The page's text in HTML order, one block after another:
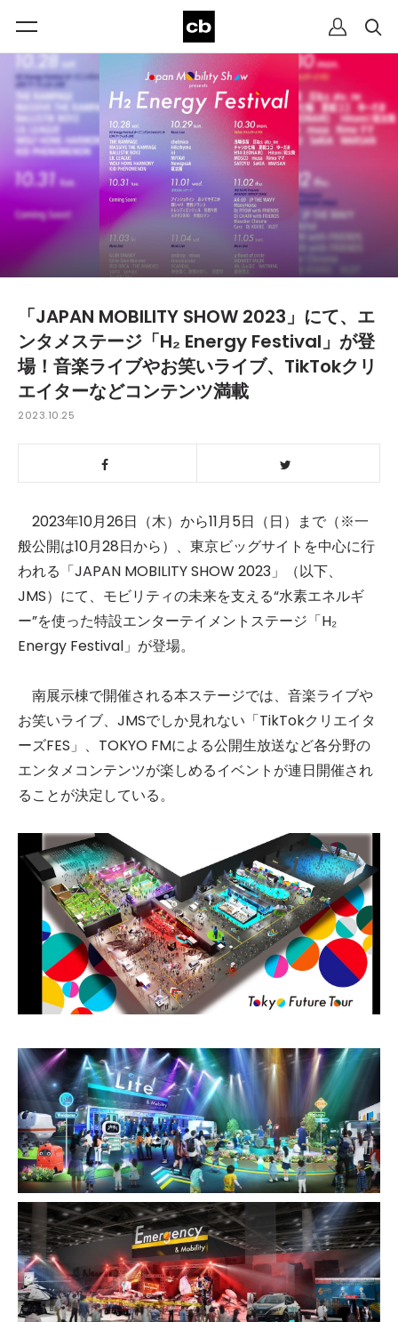
「JAPAN MOBILITY SHOW 2023」にて、エ
ンタメステージ「H₂ Energy Festival」が登
場！音楽ライブやお笑いライブ、TikTokクリ
エイターなどコンテンツ満載
2023.10.25
2023年10月26日（木）から11月5日（日）まで（※一
般公開は10月28日から）、東京ビッグサイトを中心に行
われる「JAPAN MOBILITY SHOW 2023」（以下、
JMS）にて、モビリティの未来を支える“水素エネルギ
ー”を使った特設エンターテイメントステージ「H₂
Energy Festival」が登場。
南展示棟で開催される本ステージでは、音楽ライブや
お笑いライブ、JMSでしか見れない「TikTokクリエイタ
ーズFES」、TOKYO FMによる公開生放送など各分野の
エンタメコンテンツが楽しめるイベントが連日開催され
ることが決定している。